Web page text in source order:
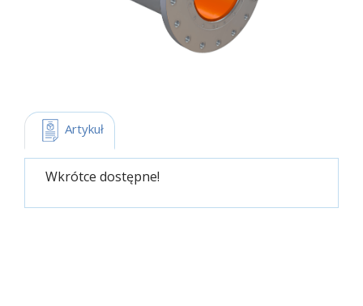
Artykuł
Wkrótce dostępne!